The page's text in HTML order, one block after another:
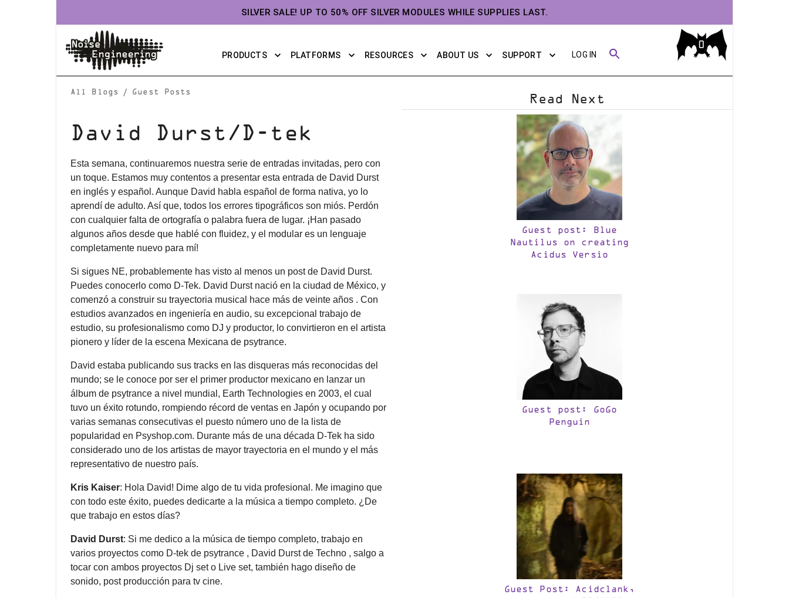
SILVER SALE! UP TO 50% OFF SILVER MODULES WHILE SUPPLIES LAST.
PRODUCTS PLATFORMS RESOURCES ABOUT US SUPPORT LOG IN
0
All Blogs / Guest Posts
David Durst/D-tek
Esta semana, continuaremos nuestra serie de entradas invitadas, pero con
un toque. Estamos muy contentos a presentar esta entrada de David Durst
en inglés y español. Aunque David habla español de forma nativa, yo lo
aprendí de adulto. Así que, todos los errores tipográficos son miós. Perdón
con cualquier falta de ortografía o palabra fuera de lugar. ¡Han pasado
algunos años desde que hablé con fluidez, y el modular es un lenguaje
completamente nuevo para mí!
Si sigues NE, probablemente has visto al menos un post de David Durst.
Puedes conocerlo como D-Tek. David Durst nació en la ciudad de México, y
comenzó a construir su trayectoria musical hace más de veinte años . Con
estudios avanzados en ingeniería en audio, su excepcional trabajo de
estudio, su profesionalismo como DJ y productor, lo convirtieron en el artista
pionero y líder de la escena Mexicana de psytrance.
David estaba publicando sus tracks en las disqueras más reconocidas del
mundo; se le conoce por ser el primer productor mexicano en lanzar un
álbum de psytrance a nivel mundial, Earth Technologies en 2003, el cual
tuvo un éxito rotundo, rompiendo récord de ventas en Japón y ocupando por
varias semanas consecutivas el puesto número uno de la lista de
popularidad en Psyshop.com. Durante más de una década D-Tek ha sido
considerado uno de los artistas de mayor trayectoria en el mundo y el más
representativo de nuestro país.
Kris Kaiser: Hola David! Dime algo de tu vida profesional. Me imagino que
con todo este éxito, puedes dedicarte a la música a tiempo completo. ¿De
que trabajo en estos días?
David Durst: Si me dedico a la música de tiempo completo, trabajo en
varios proyectos como D-tek de psytrance , David Durst de Techno , salgo a
tocar con ambos proyectos Dj set o Live set, también hago diseño de
sonido, post producción para tv cine.
Read Next
Guest post: Blue
Nautilus on creating
Acidus Versio
Guest post: GoGo
Penguin
Guest Post: Acidclank,